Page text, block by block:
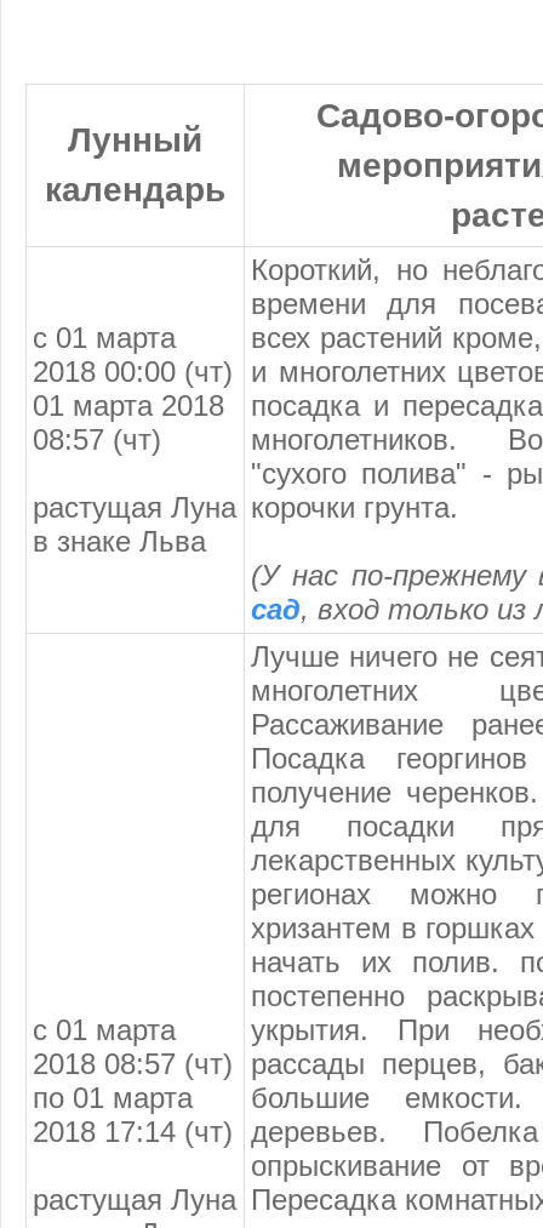
Лунный
календарь
Садово-
с 01 марта
2018 00:00 (чт)
01 марта 2018
08:57 (чт)
растущая Луна
в знаке Льва
Короткий, но
времени для
всех растений
и многолетних
посадка и
многолетников.
"сухого полива" -
корочки грунта.
(У нас по-
сад, вход только из
с 01 марта
2018 08:57 (чт)
по 01 марта
2018 17:14 (чт)
растущая Луна
Лучше ничего не
многолетних
Рассаживание
Посадка
получение
для посадки
лекарственных
регионах можно
хризантем в
начать их полив.
постепенно
укрытия. При
рассады перцев,
большие
деревьев.
опрыскивание от
Пересадка